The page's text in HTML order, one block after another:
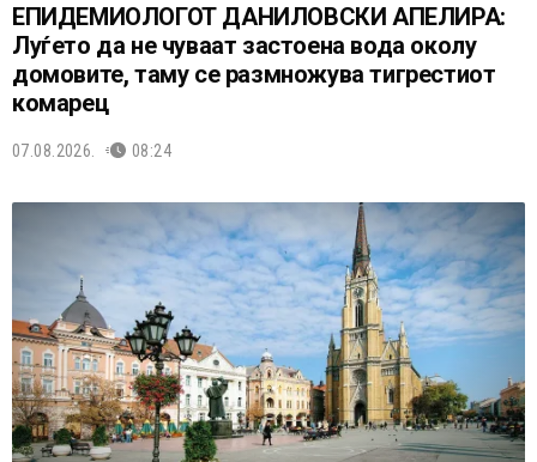
EПИДЕМИОЛОГОТ ДАНИЛОВСКИ АПЕЛИРА:
Луѓето да не чуваат застоена вода околу
домовите, таму се размножува тигрестиот
комарец
07.08.2026. 08:24